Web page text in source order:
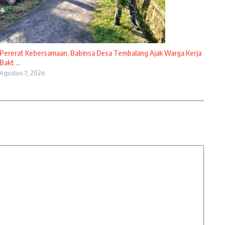
Pererat Kebersamaan, Babinsa Desa Tembalang Ajak Warga Kerja
Bakt ...
Agustus 7, 2026